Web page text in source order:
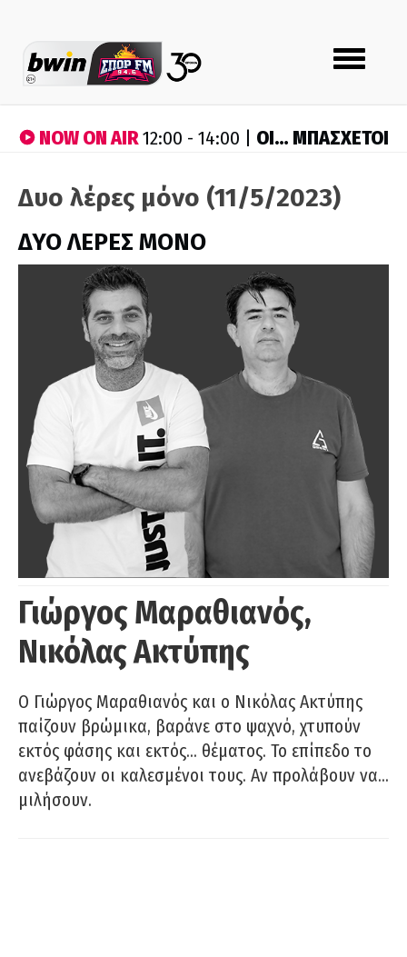
Toggle
navigation
NOW ON AIR12:00 - 14:00 | ΟΙ… ΜΠΑΣΧΕΤΟΙ
Δυο λέρες μόνο (11/5/2023)
ΔΥΟ ΛΕΡΕΣ ΜΟΝΟ
Γιώργος Μαραθιανός,
Νικόλας Ακτύπης
Ο Γιώργος Μαραθιανός και ο Νικόλας Ακτύπης
παίζουν βρώμικα, βαράνε στο ψαχνό, χτυπούν
εκτός φάσης και εκτός… θέματος. Το επίπεδο το
ανεβάζουν οι καλεσμένοι τους. Αν προλάβουν να…
μιλήσουν.